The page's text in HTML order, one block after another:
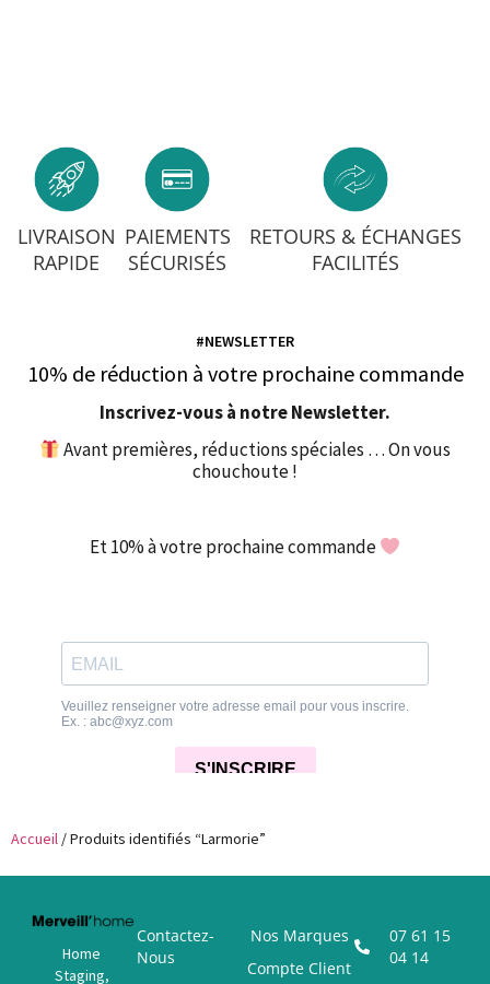
LIVRAISON
RAPIDE
PAIEMENTS
SÉCURISÉS
RETOURS & ÉCHANGES
FACILITÉS
#NEWSLETTER
10% de réduction à votre prochaine commande
Inscrivez-vous à notre Newsletter.
Avant premières, réductions spéciales … On vous
chouchoute !
Et 10% à votre prochaine commande
Accueil / Produits identifiés “Larmorie”
Home
Staging,
Contactez-
Nous
Nos Marques
Compte Client
07 61 15
04 14